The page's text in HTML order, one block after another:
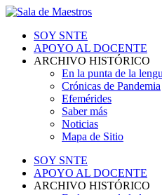
SOY SNTE
APOYO AL DOCENTE
ARCHIVO HISTÓRICO
En la punta de la
Crónicas de Pandemia
Efemérides
Saber más
Noticias
Mapa de Sitio
SOY SNTE
APOYO AL DOCENTE
ARCHIVO HISTÓRICO